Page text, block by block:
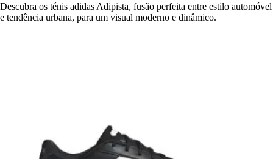
Descubra os ténis adidas Adipista, fusão perfeita entre estilo automóvel
e tendência urbana, para um visual moderno e dinâmico.